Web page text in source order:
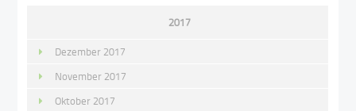
2017
Dezember 2017
November 2017
Oktober 2017